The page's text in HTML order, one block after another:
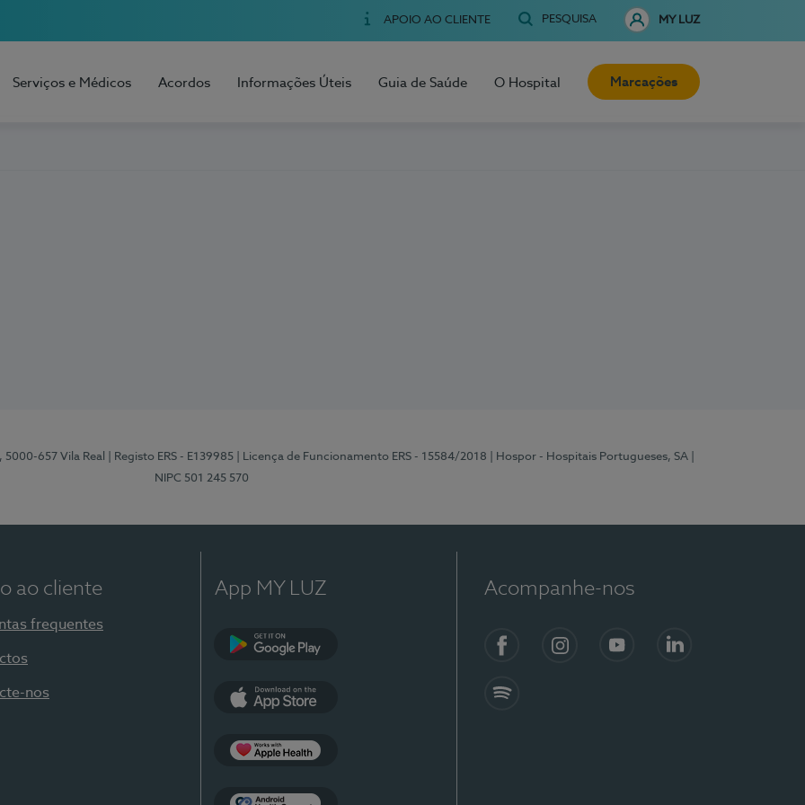
APOIO AO CLIENTE PESQUISA MY LUZ
Serviços e Médicos Acordos Informações Úteis Guia de Saúde O Hospital Marcações
5000-657 Vila Real | Registo ERS - E139985 | Licença de Funcionamento ERS - 15584/2018 | Hospor - Hospitais Portugueses, SA
NIPC 501 245 570
ao cliente
frequentes
nos
App MY LUZ Acompanhe-nos